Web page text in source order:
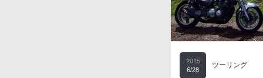
2015
6/28
ツーリング